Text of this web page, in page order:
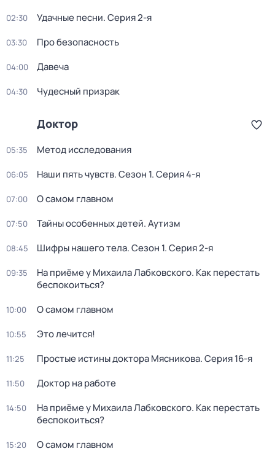
02:30 Удачные песни. Серия 2-я
03:30 Про безопасность
04:00 Давеча
04:30 Чудесный призрак
Доктор
05:35 Метод исследования
06:05 Наши пять чувств. Сезон 1. Серия 4-я
07:00 О самом главном
07:50 Тайны особенных детей. Аутизм
08:45 Шифры нашего тела. Сезон 1. Серия 2-я
09:35
На приёме у Михаила Лабковского. Как перестать
беспокоиться?
10:00 О самом главном
10:55 Это лечится!
11:25 Простые истины доктора Мясникова. Серия 16-я
11:50 Доктор на работе
14:50
На приёме у Михаила Лабковского. Как перестать
беспокоиться?
15:20 О самом главном